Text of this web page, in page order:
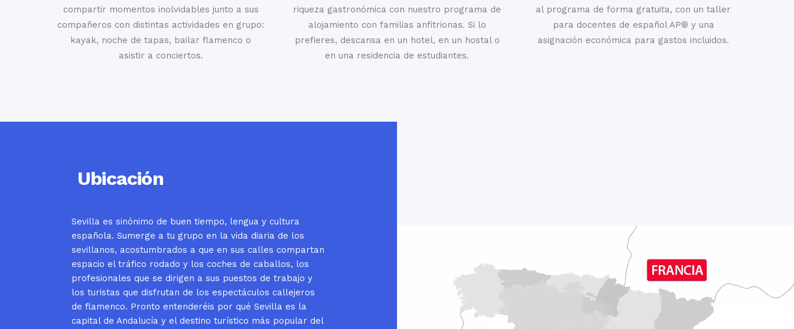
compartir momentos inolvidables junto a sus
compañeros con distintas actividades en grupo:
kayak, noche de tapas, bailar flamenco o
asistir a conciertos.
riqueza gastronómica con nuestro programa de
alojamiento con familias anfitrionas. Si lo
prefieres, descansa en un hotel, en un hostal o
en una residencia de estudiantes.
al programa de forma gratuita, con un taller
para docentes de español AP® y una
asignación económica para gastos incluidos.
Ubicación
Sevilla es sinónimo de buen tiempo, lengua y cultura
española. Sumerge a tu grupo en la vida diaria de los
sevillanos, acostumbrados a que en sus calles compartan
espacio el tráfico rodado y los coches de caballos, los
profesionales que se dirigen a sus puestos de trabajo y
los turistas que disfrutan de los espectáculos callejeros
de flamenco. Pronto entenderéis por qué Sevilla es la
capital de Andalucía y el destino turístico más popular del